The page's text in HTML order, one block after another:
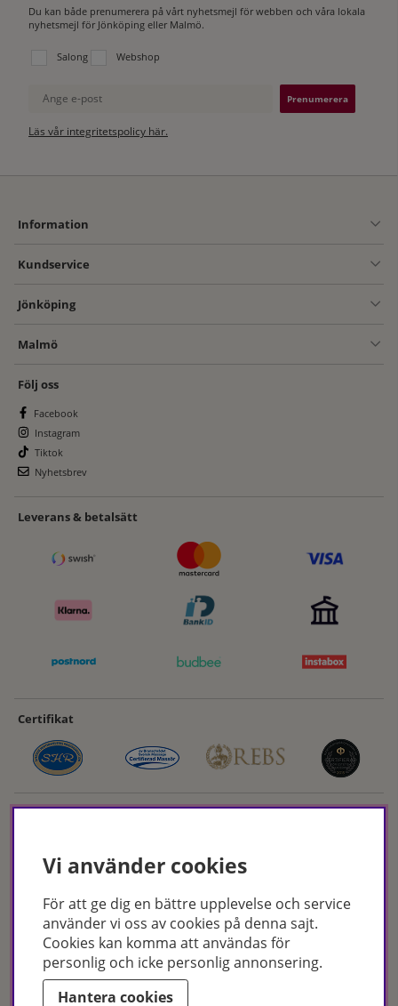
Du kan både prenumerera på vårt nyhetsmejl för webben och våra lokala
nyhetsmejl för Jönköping eller Malmö.
Välj vilken lista du vill prenumerera på:
Salong Webshop
Ange e-post
Läs vår integritetspolicy här.
Information
Kundservice
Jönköping
Malmö
Följ oss
Facebook
Instagram
Tiktok
Nyhetsbrev
Leverans & betalsätt
Certifikat
Hudoteket erbjuder ett noga utvalt sortiment inom hudvård, hårvård och
makeup – både online och i butik. Med över 50 års erfarenhet och
utbildade hudterapeuter hjälper vi dig att hitta rätt produkter och
behandlingar för just dina behov. Handla enkelt på hudoteket.se eller
besök oss i Jönköping och Malmö.
Vi använder cookies
För att ge dig en bättre upplevelse och service
använder vi oss av cookies på denna sajt.
Cookies kan komma att användas för
personlig och icke personlig annonsering.
Hantera cookies